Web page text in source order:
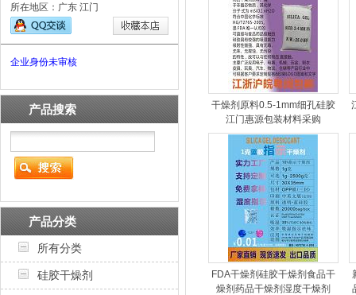
所在地区：广东 江门
企业身份未审核
产品搜索
产品分类
所有分类
硅胶干燥剂
干燥剂原料0.5-1mm细孔硅胶
江门惠源包装材料采购
FDA干燥剂硅胶干燥剂食品干
燥剂药品干燥剂湿度干燥剂